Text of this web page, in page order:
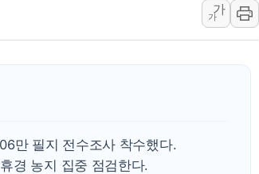
교보생명, '교보K-맞춤
벼랑 끝 선 '동전주' 무더
서울 재건축·재개발 정
[인사] 공정거래위원회
가
가
만 필지 전수조사 착수했다.
경 농지 집중 점검한다.